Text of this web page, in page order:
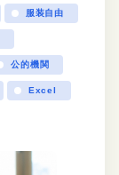
服装自由
公的機関
Excel